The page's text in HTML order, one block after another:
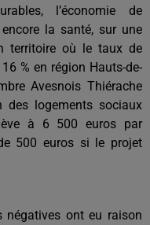
l’économie de
la santé, sur une
territoire où le taux de
% en région Hauts-de-
Avesnois Thiérache
logements sociaux
à 6 500 euros par
500 euros si le projet
négatives ont eu raison